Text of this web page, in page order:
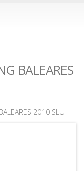
BALEARES
2010 SLU